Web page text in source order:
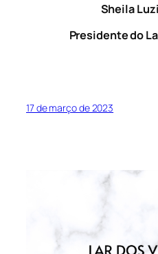
Sheila
Presidente do
17 de março de 2023